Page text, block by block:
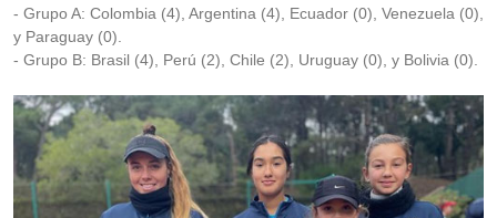
- Grupo A: Colombia (4), Argentina (4), Ecuador (0), Venezuela (0),
y Paraguay (0).
- Grupo B: Brasil (4), Perú (2), Chile (2), Uruguay (0), y Bolivia (0).